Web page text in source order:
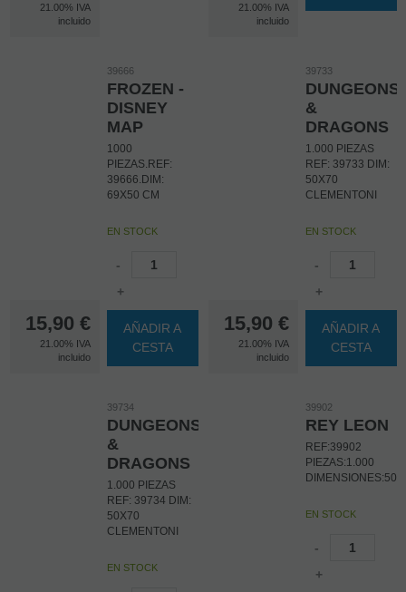
21.00% IVA
incluido
21.00% IVA
incluido
15,90 €
21.00% IVA
incluido
39666
FROZEN -
DISNEY
MAP
1000
PIEZAS.REF:
39666.DIM:
69X50 CM
EN STOCK
-
+
AÑADIR A
CESTA
15,90 €
21.00% IVA
incluido
39733
DUNGEONS
&
DRAGONS
1.000 PIEZAS
REF: 39733 DIM:
50X70
CLEMENTONI
EN STOCK
-
+
AÑADIR A
CESTA
39734
DUNGEONS
&
DRAGONS
1.000 PIEZAS
REF: 39734 DIM:
50X70
CLEMENTONI
EN STOCK
39902
REY LEON
REF:39902
PIEZAS:1.000
EN STOCK
-
+